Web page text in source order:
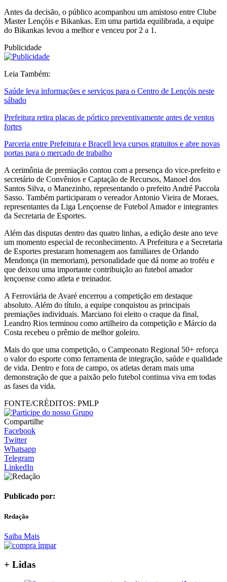
Antes da decisão, o público acompanhou um amistoso entre Clube
Master Lençóis e Bikankas. Em uma partida equilibrada, a equipe
do Bikankas levou a melhor e venceu por 2 a 1.
Publicidade
Leia Também:
Saúde leva informações e serviços para o Centro de Lençóis neste
sábado
Prefeitura retira placas de pórtico preventivamente antes de ventos
fortes
Parceria entre Prefeitura e Bracell leva cursos gratuitos e abre novas
portas para o mercado de trabalho
A cerimônia de premiação contou com a presença do vice-prefeito e
secretário de Convênios e Captação de Recursos, Manoel dos
Santos Silva, o Manezinho, representando o prefeito André Paccola
Sasso. Também participaram o vereador Antonio Vieira de Moraes,
representantes da Liga Lençoense de Futebol Amador e integrantes
da Secretaria de Esportes.
Além das disputas dentro das quatro linhas, a edição deste ano teve
um momento especial de reconhecimento. A Prefeitura e a Secretaria
de Esportes prestaram homenagem aos familiares de Orlando
Mendonça (in memoriam), personalidade que dá nome ao troféu e
que deixou uma importante contribuição ao futebol amador
lençoense como atleta e treinador.
A Ferroviária de Avaré encerrou a competição em destaque
absoluto. Além do título, a equipe conquistou as principais
premiações individuais. Marciano foi eleito o craque da final,
Leandro Rios terminou como artilheiro da competição e Márcio da
Costa recebeu o prêmio de melhor goleiro.
Mais do que uma competição, o Campeonato Regional 50+ reforça
o valor do esporte como ferramenta de integração, saúde e qualidade
de vida. Dentro e fora de campo, os atletas deram mais uma
demonstração de que a paixão pelo futebol continua viva em todas
as fases da vida.
FONTE/CRÉDITOS: PMLP
Compartilhe
Facebook
Twitter
Whatsapp
Telegram
LinkedIn
Publicado por:
Redação
Saiba Mais
+ Lidas